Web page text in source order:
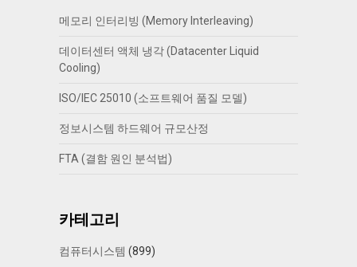
메모리 인터리빙 (Memory Interleaving)
데이터센터 액체 냉각 (Datacenter Liquid
Cooling)
ISO/IEC 25010 (소프트웨어 품질 모델)
정보시스템 하드웨어 규모산정
FTA (결함 원인 분석법)
카테고리
컴퓨터시스템 (899)